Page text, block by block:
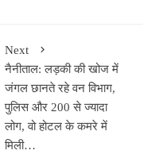
Next
नैनीताल: लड़की की खोज में
जंगल छानते रहे वन विभाग,
पुलिस और 200 से ज्यादा
लोग, वो होटल के कमरे में
मिली…